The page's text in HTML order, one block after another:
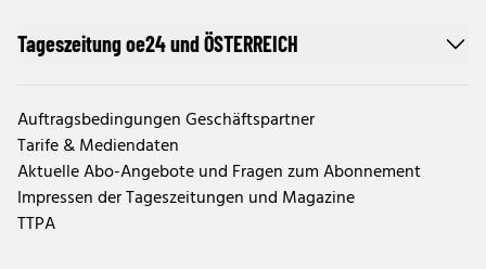
Tageszeitung oe24 und ÖSTERREICH
Auftragsbedingungen Geschäftspartner
Tarife & Mediendaten
Aktuelle Abo-Angebote und Fragen zum Abonnement
Impressen der Tageszeitungen und Magazine
TTPA